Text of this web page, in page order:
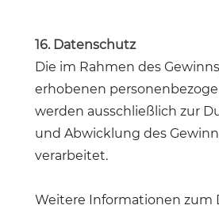
16. Datenschutz
Die im Rahmen des
erhobenen
werden ausschließlich zur
und Abwicklung des
verarbeitet.
Weitere Informationen zum